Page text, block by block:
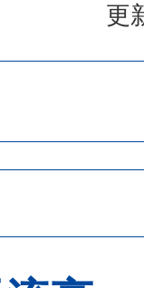
更